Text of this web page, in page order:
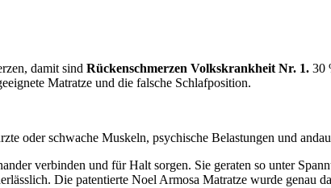
damit sind Rückenschmerzen Volkskrankheit Nr. 1. 30
Matratze und die falsche Schlafposition.
oder schwache Muskeln, psychische Belastungen und
verbinden und für Halt sorgen. Sie geraten so unter
Die patentierte Noel Armosa Matratze wurde genau